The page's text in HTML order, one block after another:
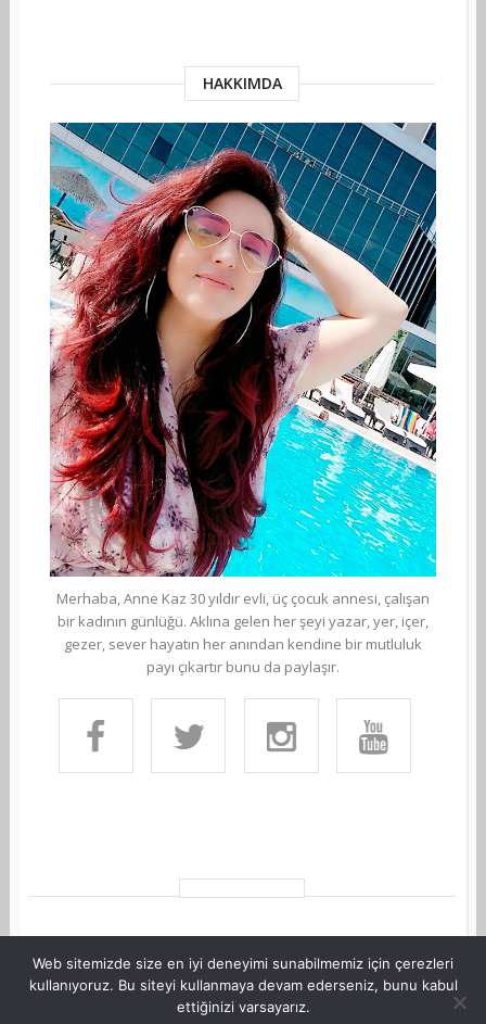
HAKKIMDA
Merhaba, Anne Kaz 30 yıldır evli, üç çocuk annesi, çalışan
bir kadının günlüğü. Aklına gelen her şeyi yazar, yer, içer,
gezer, sever hayatın her anından kendine bir mutluluk
payı çıkartır bunu da paylaşır.
Web sitemizde size en iyi deneyimi sunabilmemiz için çerezleri
kullanıyoruz. Bu siteyi kullanmaya devam ederseniz, bunu kabul
ettiğinizi varsayarız.